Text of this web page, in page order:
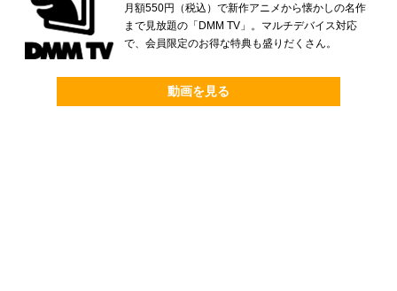
月額550円（税込）で新作アニメから懐かしの名作
まで見放題の「DMM TV」。マルチデバイス対応
で、会員限定のお得な特典も盛りだくさん。
動画を見る